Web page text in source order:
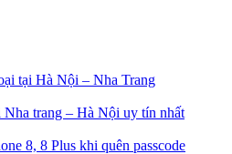
tại Hà Nội – Nha Trang
trang – Hà Nội uy tín nhất
8, 8 Plus khi quên passcode